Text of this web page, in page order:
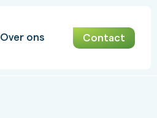
Over ons Contact